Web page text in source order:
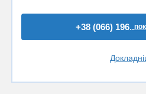
+38 (066) 196..